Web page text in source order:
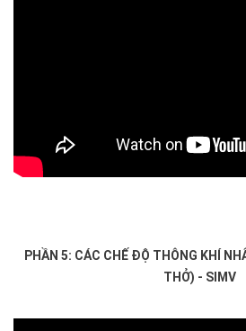
PHẦN 5: CÁC CHẾ ĐỘ THÔNG KHÍ
THỞ) - SIMV